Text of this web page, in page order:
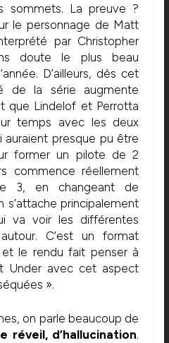
sommets. La preuve ?
le personnage de Matt
par Christopher
doute le plus beau
D’ailleurs, dès cet
de la série augmente
que Lindelof et Perrotta
temps avec les deux
auraient presque pu être
former un pilote de 2
commence réellement
3, en changeant de
s’attache principalement
va voir les différentes
C’est un format
le rendu fait penser à
Under avec cet aspect
».
on parle beaucoup de
réveil, d’hallucination.